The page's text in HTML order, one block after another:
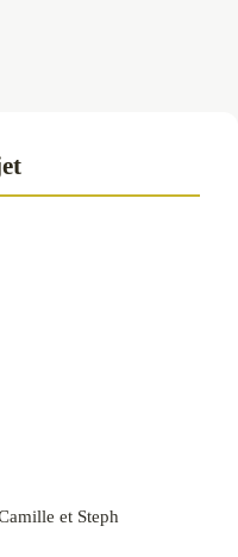
et Steph